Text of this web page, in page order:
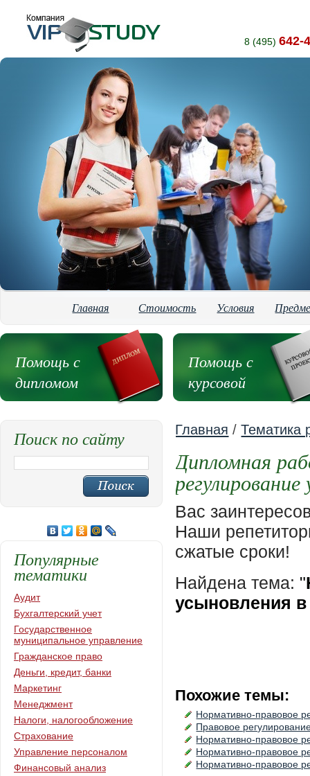
8 (495) 642-
Главная Стоимость Условия
Помощь с
дипломом
Помощь с
курсовой
Главная /Тематика
Дипломная
Вас
Наши
сжатые сроки!
Найдена тема: "
усыновления
Похожие темы:
Нормативно-правовое
Правовое
Нормативно-правовое
Нормативно-правовое
Нормативно-правовое
Поиск по сайту
Популярные
тематики
Аудит
Бухгалтерский учет
Государственное
муниципальное управление
Гражданское право
Деньги, кредит, банки
Маркетинг
Менеджмент
Налоги, налогообложение
Страхование
Управление персоналом
Финансовый анализ